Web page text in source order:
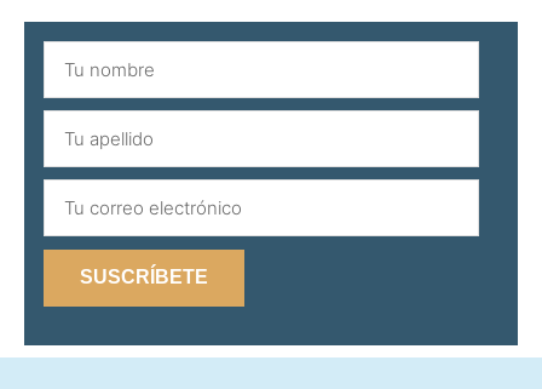
SUSCRÍBETE